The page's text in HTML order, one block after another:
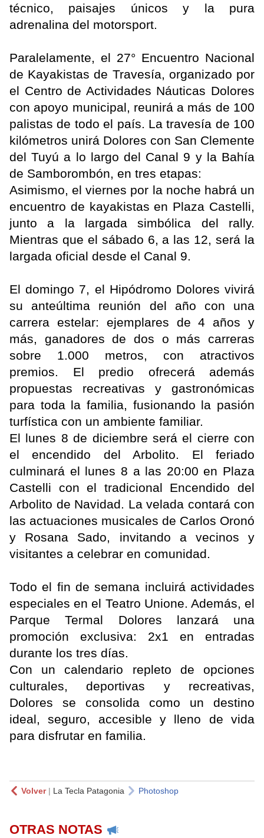
técnico, paisajes únicos y la pura
adrenalina del motorsport.
Paralelamente, el 27° Encuentro Nacional
de Kayakistas de Travesía, organizado por
el Centro de Actividades Náuticas Dolores
con apoyo municipal, reunirá a más de 100
palistas de todo el país. La travesía de 100
kilómetros unirá Dolores con San Clemente
del Tuyú a lo largo del Canal 9 y la Bahía
de Samborombón, en tres etapas:
Asimismo, el viernes por la noche habrá un
encuentro de kayakistas en Plaza Castelli,
junto a la largada simbólica del rally.
Mientras que el sábado 6, a las 12, será la
largada oficial desde el Canal 9.
El domingo 7, el Hipódromo Dolores vivirá
su anteúltima reunión del año con una
carrera estelar: ejemplares de 4 años y
más, ganadores de dos o más carreras
sobre 1.000 metros, con atractivos
premios. El predio ofrecerá además
propuestas recreativas y gastronómicas
para toda la familia, fusionando la pasión
turfística con un ambiente familiar.
El lunes 8 de diciembre será el cierre con
el encendido del Arbolito. El feriado
culminará el lunes 8 a las 20:00 en Plaza
Castelli con el tradicional Encendido del
Arbolito de Navidad. La velada contará con
las actuaciones musicales de Carlos Oronó
y Rosana Sado, invitando a vecinos y
visitantes a celebrar en comunidad.
Todo el fin de semana incluirá actividades
especiales en el Teatro Unione. Además, el
Parque Termal Dolores lanzará una
promoción exclusiva: 2x1 en entradas
durante los tres días.
Con un calendario repleto de opciones
culturales, deportivas y recreativas,
Dolores se consolida como un destino
ideal, seguro, accesible y lleno de vida
para disfrutar en familia.
Volver| La Tecla Patagonia Photoshop
OTRAS NOTAS